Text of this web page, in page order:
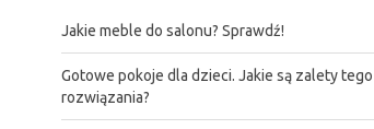
Jakie meble do salonu? Sprawdź!
Gotowe pokoje dla dzieci. Jakie są zalety tego
rozwiązania?